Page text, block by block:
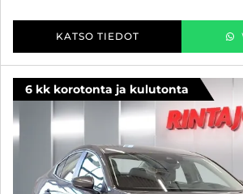
KATSO TIEDOT
6 kk korotonta ja kulutonta